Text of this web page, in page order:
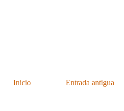
Entrada antigua
Inicio